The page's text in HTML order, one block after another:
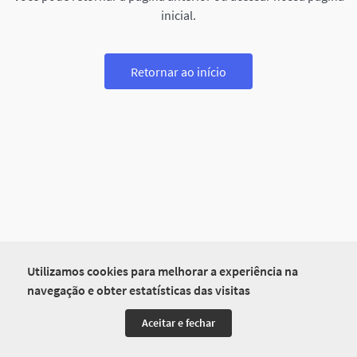
Utilizamos cookies para melhorar a experiência na
navegação e obter estatísticas das visitas
Aceitar e fechar
inicial.
Retornar ao início